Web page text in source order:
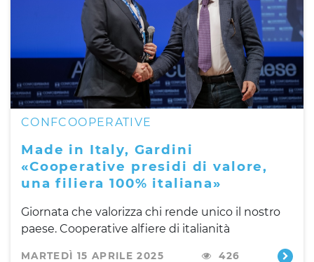
CONFCOOPERATIVE
Made in Italy, Gardini
«Cooperative presidi di valore,
una filiera 100% italiana»
Giornata che valorizza chi rende unico il nostro
paese. Cooperative alfiere di italianità
MARTEDÌ 15 APRILE 2025 426